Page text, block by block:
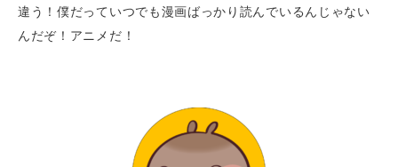
違う！僕だっていつでも漫画ばっかり読んでいるんじゃない
んだぞ！アニメだ！